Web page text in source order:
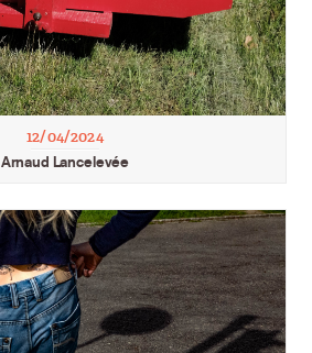
12/04/2024
Arnaud Lancelevée